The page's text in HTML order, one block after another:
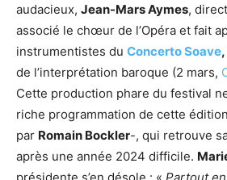
audacieux, Jean-Mars Aymes,
associé le chœur de l’Opéra et fait
instrumentistes du Concerto Soave,
de l’interprétation baroque (2 mars,
Cette production phare du festival
riche programmation de cette
par Romain Bockler-, qui retrouve
après une année 2024 difficile.
présidente s’en désole : « Partout